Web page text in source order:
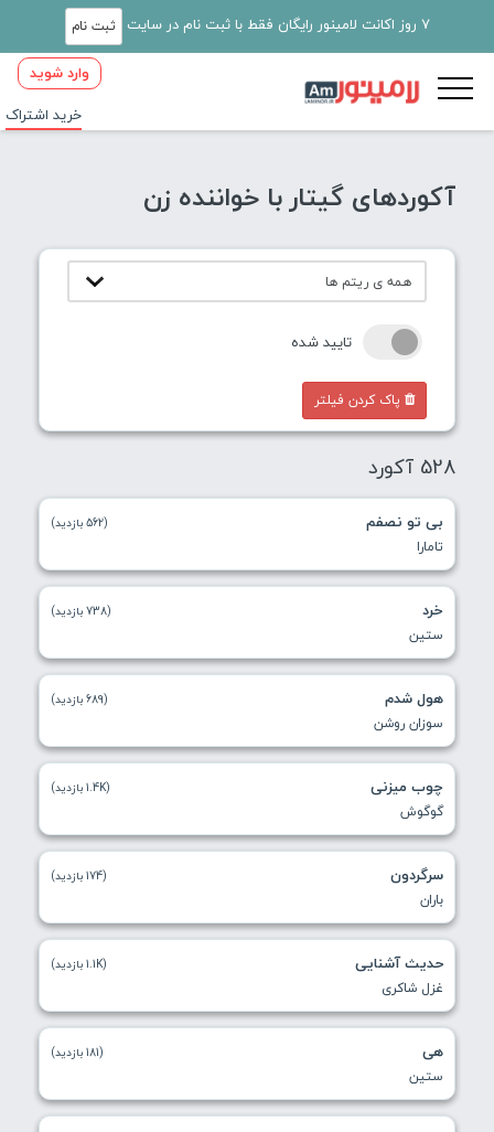
7 روز اکانت لامینور رایگان فقط با ثبت نام در سایت ثبت نام
وارد شوید
خرید اشتراک
آکوردهای گیتار با خواننده زن
تایید شده
پاک کردن فیلتر
528 آکورد
بی تو نصفم
تامارا
(562 بازدید)
خرد
ستین
(738 بازدید)
هول شدم
سوزان روشن
(689 بازدید)
چوب میزنی
گوگوش
(1.4K بازدید)
سرگردون
باران
(174 بازدید)
حدیث آشنایی
غزل شاکری
(1.1K بازدید)
هی
ستین
(181 بازدید)